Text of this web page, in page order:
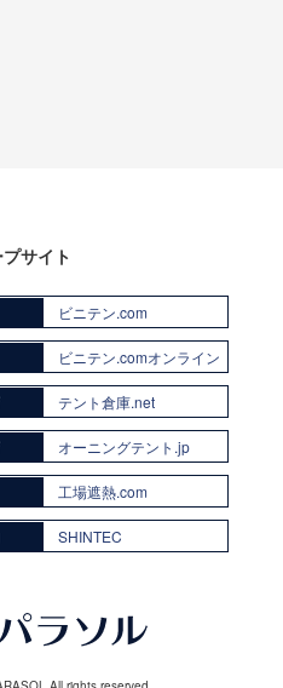
サイト
ビニテン.com
ビニテン.comオンライン
テント倉庫.net
オーニングテント.jp
工場遮熱.com
SHINTEC